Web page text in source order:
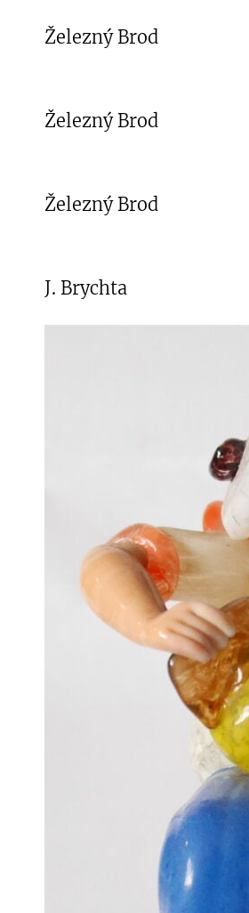
Železný Brod
Železný Brod
Železný Brod
J. Brychta